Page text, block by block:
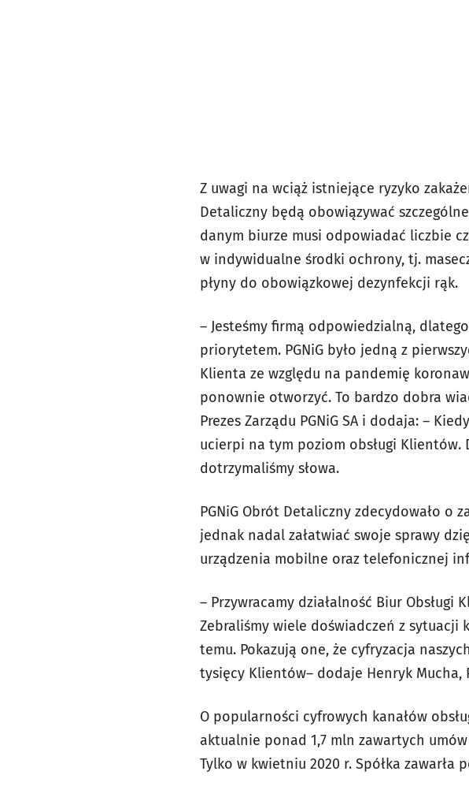
Z uwagi na wciąż istniejące ryzyko
Detaliczny będą obowiązywać
danym biurze musi odpowiadać liczbie
w indywidualne środki ochrony, tj.
płyny do obowiązkowej dezynfekcji rąk.
– Jesteśmy firmą odpowiedzialną,
priorytetem. PGNiG było jedną z
Klienta ze względu na pandemię
ponownie otworzyć. To bardzo dobra
Prezes Zarządu PGNiG SA i dodaja: –
ucierpi na tym poziom obsługi Klientów.
dotrzymaliśmy słowa.
PGNiG Obrót Detaliczny zdecydowało o
jednak nadal załatwiać swoje sprawy
urządzenia mobilne oraz telefonicznej
– Przywracamy działalność Biur
Zebraliśmy wiele doświadczeń z sytuacji
temu. Pokazują one, że cyfryzacja
tysięcy Klientów– dodaje Henryk Mucha,
O popularności cyfrowych kanałów
aktualnie ponad 1,7 mln zawartych
Tylko w kwietniu 2020 r. Spółka